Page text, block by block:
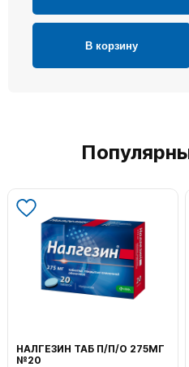
В корзину
НАЛГЕЗИН ТАБ П/П/О 275МГ
№20